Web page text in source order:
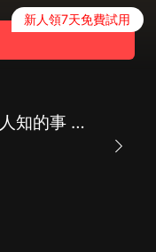
新人領7天免費試用
塵封歷史|那些鮮為人知的事 軍事紀實 政壇人物